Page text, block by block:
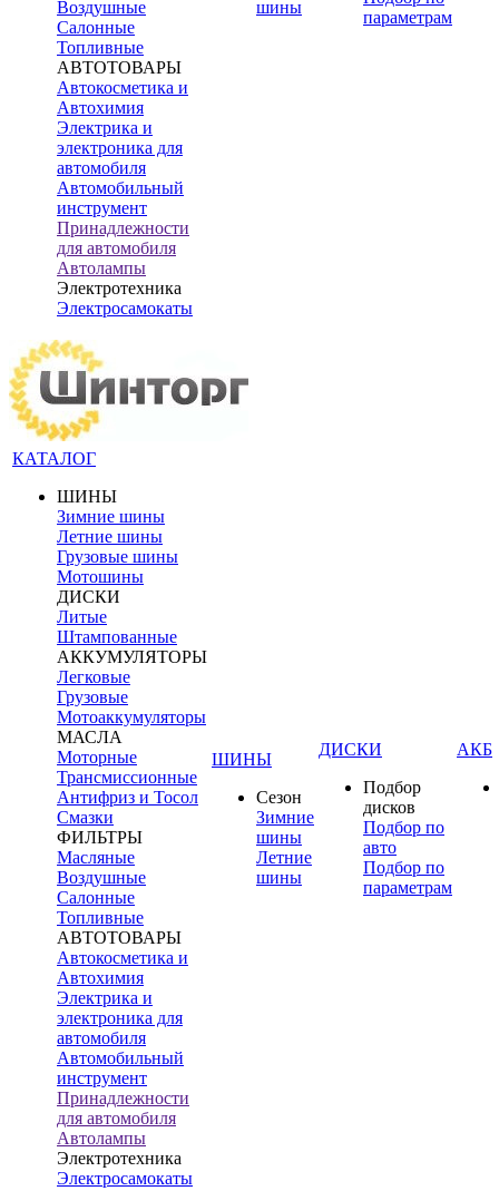
Воздушные
Салонные
Топливные
АВТОТОВАРЫ
Автокосметика и
Автохимия
Электрика и
электроника для
автомобиля
Автомобильный
инструмент
Принадлежности
для автомобиля
Автолампы
Электротехника
Электросамокаты
шины
параметрам
КАТАЛОГ
ШИНЫ
Зимние шины
Летние шины
Грузовые шины
Мотошины
ДИСКИ
Литые
Штампованные
АККУМУЛЯТОРЫ
Легковые
Грузовые
Мотоаккумуляторы
МАСЛА
Моторные
Трансмиссионные
Антифриз и Тосол
Смазки
ФИЛЬТРЫ
Масляные
Воздушные
Салонные
Топливные
АВТОТОВАРЫ
Автокосметика и
Автохимия
Электрика и
электроника для
автомобиля
Автомобильный
инструмент
Принадлежности
для автомобиля
Автолампы
Электротехника
Электросамокаты
ШИНЫ
Сезон
Зимние
шины
Летние
шины
ДИСКИ
Подбор
дисков
Подбор по
авто
Подбор по
параметрам
АКБ